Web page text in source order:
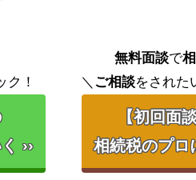
ク！
››
無料面談で
＼ ご相談をされた
【初回面
相続税のプロ